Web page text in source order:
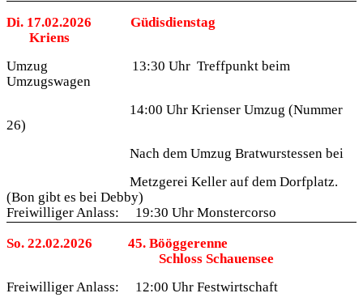
Di. 17.02.2026
Güdisdienstag
Kriens
Umzug
13:30 Uhr Treffpunkt beim
Umzugswagen
14:00 Uhr Krienser Umzug (Nummer
26)
Nach dem Umzug Bratwurstessen bei
Metzgerei Keller auf dem Dorfplatz.
(Bon gibt es bei Debby)
Freiwilliger Anlass:
19:30 Uhr Monstercorso
So. 22.02.2026
45. Bööggerenne
Schloss Schauensee
Freiwilliger Anlass:
12:00 Uhr Festwirtschaft